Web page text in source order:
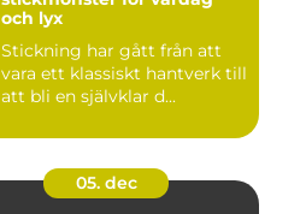
och lyx
Stickning har gått från att
vara ett klassiskt hantverk till
att bli en självklar d...
05. dec